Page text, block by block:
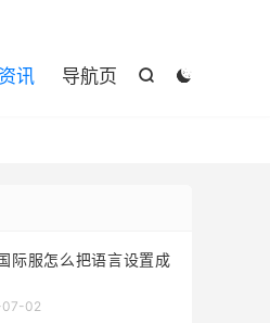


资讯 导航页
际服怎么把语言设置成
07-02